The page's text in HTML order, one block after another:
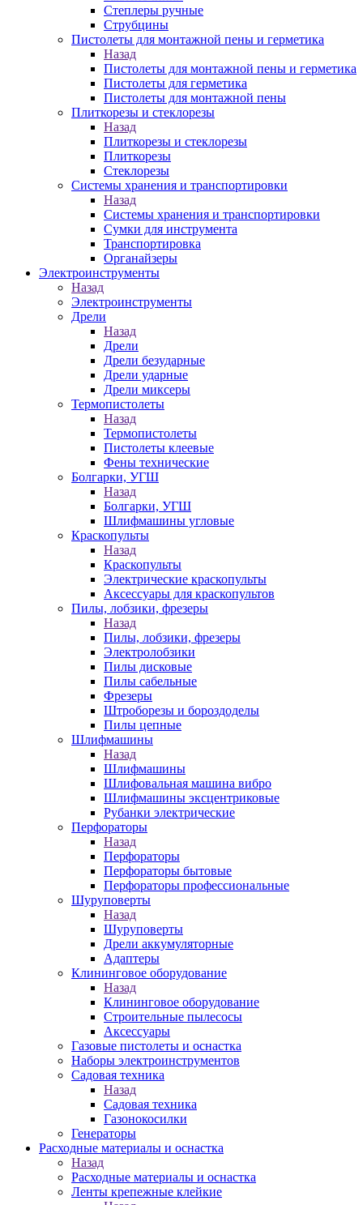
Степлеры ручные
Струбцины
Пистолеты для монтажной пены и герметика
Назад
Пистолеты для монтажной пены и герметика
Пистолеты для герметика
Пистолеты для монтажной пены
Плиткорезы и стеклорезы
Назад
Плиткорезы и стеклорезы
Плиткорезы
Стеклорезы
Системы хранения и транспортировки
Назад
Системы хранения и транспортировки
Сумки для инструмента
Транспортировка
Органайзеры
Электроинструменты
Назад
Электроинструменты
Дрели
Назад
Дрели
Дрели безударные
Дрели ударные
Дрели миксеры
Термопистолеты
Назад
Термопистолеты
Пистолеты клеевые
Фены технические
Болгарки, УГШ
Назад
Болгарки, УГШ
Шлифмашины угловые
Краскопульты
Назад
Краскопульты
Электрические краскопульты
Аксессуары для краскопультов
Пилы, лобзики, фрезеры
Назад
Пилы, лобзики, фрезеры
Электролобзики
Пилы дисковые
Пилы сабельные
Фрезеры
Штроборезы и бороздоделы
Пилы цепные
Шлифмашины
Назад
Шлифмашины
Шлифовальная машина вибро
Шлифмашины эксцентриковые
Рубанки электрические
Перфораторы
Назад
Перфораторы
Перфораторы бытовые
Перфораторы профессиональные
Шуруповерты
Назад
Шуруповерты
Дрели аккумуляторные
Адаптеры
Клининговое оборудование
Назад
Клининговое оборудование
Строительные пылесосы
Аксессуары
Газовые пистолеты и оснастка
Наборы электроинструментов
Садовая техника
Назад
Садовая техника
Газонокосилки
Генераторы
Расходные материалы и оснастка
Назад
Расходные материалы и оснастка
Ленты крепежные клейкие